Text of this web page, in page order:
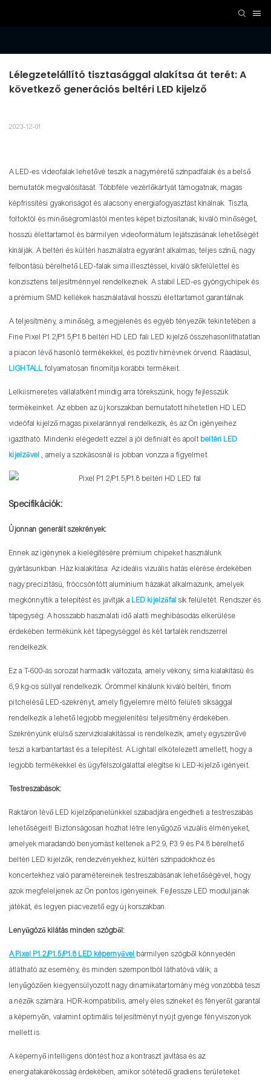
Lélegzetelállító tisztasággal alakítsa át terét: A
következő generációs beltéri LED kijelző
2023-12-01
A LED-es videofalak lehetővé teszik a nagyméretű színpadfalak és a belső
bemutatók megvalósítását. Többféle vezérlőkártyát támogatnak, magas
képfrissítési gyakoriságot és alacsony energiafogyasztást kínálnak. Tiszta,
foltoktól és minőségromlástól mentes képet biztosítanak, kiváló minőséget,
hosszú élettartamot és bármilyen videoformátum lejátszásának lehetőségét
kínálják. A beltéri és kültéri használatra egyaránt alkalmas, teljes színű, nagy
felbontású bérelhető LED-falak sima illesztéssel, kiváló síkfelülettel és
konzisztens teljesítménnyel rendelkeznek. A stabil LED-es gyöngychipek és
a prémium SMD kellékek használatával hosszú élettartamot garantálnak.
A teljesítmény, a minőség, a megjelenés és egyéb tényezők tekintetében a
Fine Pixel P1.2/P1.5/P1.8 beltéri HD LED fali LED kijelző összehasonlíthatatlan
a piacon lévő hasonló termékekkel, és pozitív hírnévnek örvend. Ráadásul,
LIGHTALL folyamatosan finomítja korábbi termékeit.
Lelkiismeretes vállalatként mindig arra törekszünk, hogy fejlesszük
termékeinket. Az ebben az új korszakban bemutatott hihetetlen HD LED
videófal kijelző magas pixelaránnyal rendelkezik, és az Ön igényeihez
igazítható. Mindenki elégedett ezzel a jól definiált és ápolt beltéri LED
kijelzővel , amely a szokásosnál is jobban vonzza a figyelmet.
Specifikációk:
Újonnan generált szekrények:
Ennek az igénynek a kielégítésére prémium chipeket használunk
gyártásunkban. Ház kialakítása: Az ideális vizuális hatás elérése érdekében
nagy precizitású, fröccsöntött alumínium házakat alkalmazunk, amelyek
megkönnyítik a telepítést és javítják a LED kijelzőfal sík felületét. Rendszer és
tápegység: A hosszabb használati idő alatti meghibásodás elkerülése
érdekében termékünk két tápegységgel és két tartalék rendszerrel
rendelkezik.
Ez a T-600-as sorozat harmadik változata, amely vékony, sima kialakítású és
6,9 kg-os súllyal rendelkezik. Örömmel kínálunk kiváló beltéri, finom
pitchelésű LED-szekrényt, amely figyelemre méltó felületi síksággal
rendelkezik a lehető legjobb megjelenítési teljesítmény érdekében.
Szekrényünk elülső szervizkialakítással is rendelkezik, amely egyszerűvé
teszi a karbantartást és a telepítést. A Lightall elkötelezett amellett, hogy a
legjobb termékekkel és ügyfélszolgálattal elégítse ki LED-kijelző igényeit.
Testreszabások:
Raktáron lévő LED kijelzőpanelünkkel szabadjára engedheti a testreszabás
lehetőségeit! Biztonságosan hozhat létre lenyűgöző vizuális élményeket,
amelyek maradandó benyomást keltenek a P2.9, P3.9 és P4.8 bérelhető
beltéri LED kijelzők, rendezvényekhez, kültéri színpadokhoz és
koncertekhez való paramétereinek testreszabásának lehetőségével, hogy
azok megfeleljenek az Ön pontos igényeinek. Fejlessze LED moduljainak
játékát, és legyen piacvezető egy új korszakban.
Lenyűgöző kilátás minden szögből:
A Pixel P1.2/P1.5/P1.8 LED képernyővel bármilyen szögből könnyedén
átlátható az esemény, és minden szempontból láthatóvá válik; a
lenyűgözően kiegyensúlyozott nagy dinamikatartomány még vonzóbbá teszi
a nézők számára. HDR-kompatibilis, amely éles színeket és fényerőt garantál
a képernyőn, valamint optimális teljesítményt nyújt gyenge fényviszonyok
mellett is.
A képernyő intelligens döntést hoz a kontraszt javítása és az
energiatakarékosság érdekében, amikor sötétedő gradiens területeket